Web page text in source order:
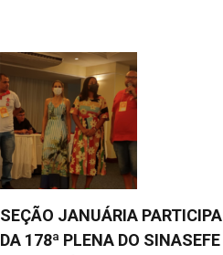
SEÇÃO JANUÁRIA PARTICIPA
DA 178ª PLENA DO SINASEFE